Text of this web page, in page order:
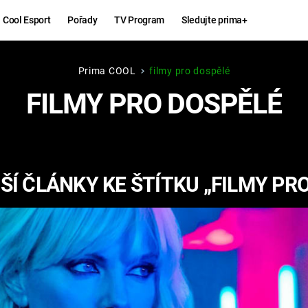
Cool Esport Pořady TV Program Sledujte prima+
Hry
KINGDOM
COME:
DELIVERANCE
ESPORT
Zábava
KOMEDIE
NORRIS
Prima COOL filmy pro dospělé
FILMY PRO DOSPĚLÉ
ČLÁNKY KE ŠTÍTKU „FILMY